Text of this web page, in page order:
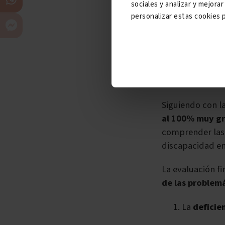
sociales y analizar y
personalizar estas cookies
que se
Tipos de
Siguiendo con
al 100% muy
comprender
discapacidad
La evaluación
de las
La